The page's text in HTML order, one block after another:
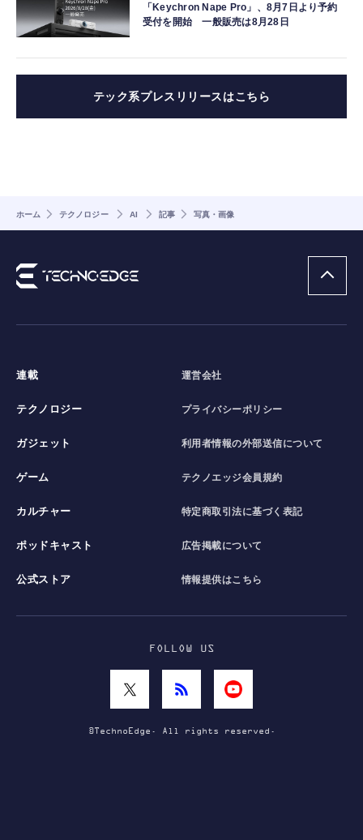
「Keychron Nape Pro」、8月7日より予約
受付を開始 一般販売は8月28日
テック系プレスリリースはこちら
ホーム テクノロジー AI 記事 写真・画像
連載
テクノロジー
ガジェット
ゲーム
カルチャー
ポッドキャスト
公式ストア
運営会社
プライバシーポリシー
利用者情報の外部送信について
テクノエッジ会員規約
特定商取引法に基づく表記
広告掲載について
情報提供はこちら
FOLLOW US
©TechnoEdge. All rights reserved.